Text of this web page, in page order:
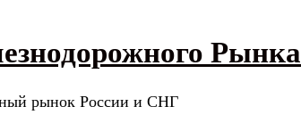
Рынка
рынок России и СНГ